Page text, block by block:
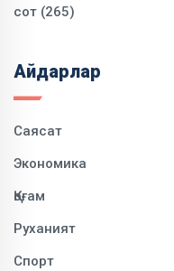
сот (265)
Айдарлар
Саясат
Экономика
Қоғам
Руханият
Спорт